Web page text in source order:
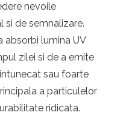
nevoile
de semnalizare.
absorbi lumina UV
zilei si de a emite
sau foarte
a particulelor
ridicata.